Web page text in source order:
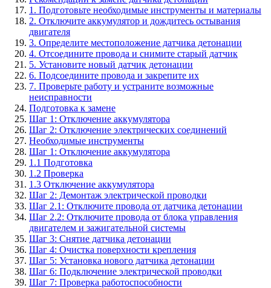
1. Подготовьте необходимые инструменты и материалы
2. Отключите аккумулятор и дождитесь остывания
двигателя
3. Определите местоположение датчика детонации
4. Отсоедините провода и снимите старый датчик
5. Установите новый датчик детонации
6. Подсоедините провода и закрепите их
7. Проверьте работу и устраните возможные
неисправности
Подготовка к замене
Шаг 1: Отключение аккумулятора
Шаг 2: Отключение электрических соединений
Необходимые инструменты
Шаг 1: Отключение аккумулятора
1.1 Подготовка
1.2 Проверка
1.3 Отключение аккумулятора
Шаг 2: Демонтаж электрической проводки
Шаг 2.1: Отключите провода от датчика детонации
Шаг 2.2: Отключите провода от блока управления
двигателем и зажигательной системы
Шаг 3: Снятие датчика детонации
Шаг 4: Очистка поверхности крепления
Шаг 5: Установка нового датчика детонации
Шаг 6: Подключение электрической проводки
Шаг 7: Проверка работоспособности